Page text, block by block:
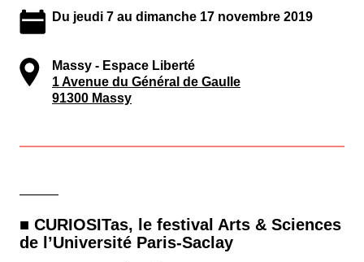
Du jeudi 7 au dimanche 17 novembre 2019
Massy - Espace Liberté
1 Avenue du Général de Gaulle
91300 Massy
———
■ CURIOSITas, le festival Arts & Sciences
de l’Université Paris-Saclay